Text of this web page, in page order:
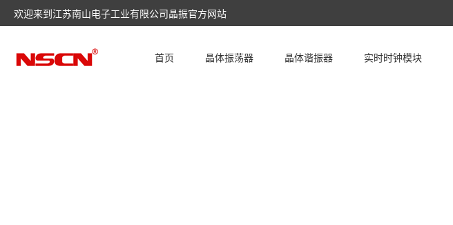
欢迎来到江苏南山电子工业有限公司晶振官方网站
首页 晶体振荡器 晶体谐振器 实时时钟模块